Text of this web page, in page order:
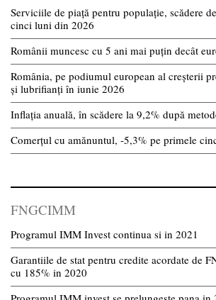
Serviciile de piață pentru populație, scădere
cinci luni din 2026
Românii muncesc cu 5 ani mai puțin decât
România, pe podiumul european al creșterii
și lubrifianți în iunie 2026
Inflația anuală, în scădere la 9,2% după
Comerțul cu amănuntul, -5,3% pe primele
FNGCIMM
Programul IMM Invest continua si in 2021
Garantiile de stat pentru credite acordate de
cu 185% in 2020